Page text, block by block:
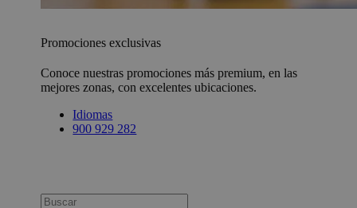
Promociones exclusivas
Conoce nuestras promociones más premium, en las
mejores zonas, con excelentes ubicaciones.
Idiomas
900 929 282
Busca: